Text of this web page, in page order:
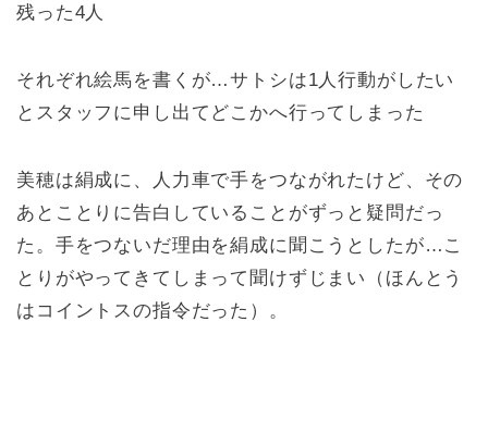
残った4人
それぞれ絵馬を書くが…サトシは1人行動がしたい
とスタッフに申し出てどこかへ行ってしまった
美穂は絹成に、人力車で手をつながれたけど、その
あとことりに告白していることがずっと疑問だっ
た。手をつないだ理由を絹成に聞こうとしたが…こ
とりがやってきてしまって聞けずじまい（ほんとう
はコイントスの指令だった）。